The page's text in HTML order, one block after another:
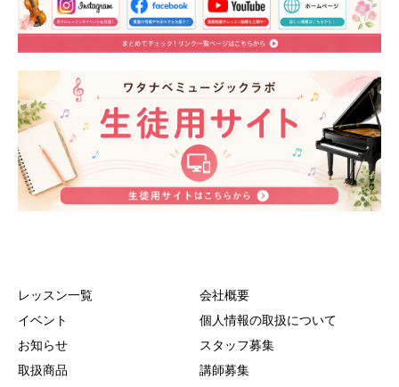
レッスン一覧
イベント
お知らせ
取扱商品
会社概要
個人情報の取扱について
スタッフ募集
講師募集